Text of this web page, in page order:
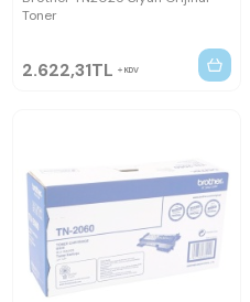
Toner
2.622,31TL KDV